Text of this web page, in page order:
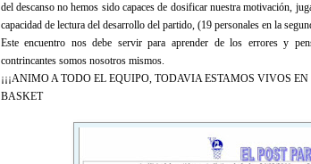
del descanso no hemos sido capaces de dosificar nuestra motivación,
capacidad de lectura del desarrollo del partido, (19 personales en la
Este encuentro nos debe servir para aprender de los errores y
contrincantes somos nosotros mismos.
¡¡¡ANIMO A TODO EL EQUIPO, TODAVIA ESTAMOS VIVOS
BASKET